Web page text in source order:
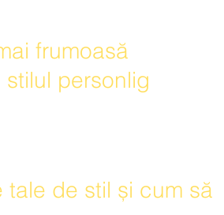
frumoasă
personlig
tale de stil și cum să